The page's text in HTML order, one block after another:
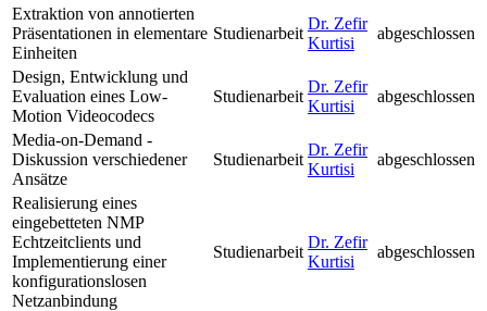
Extraktion von annotierten
Präsentationen in elementare
Einheiten
Studienarbeit
Dr. Zefir
Kurtisi
abgeschlossen
Design, Entwicklung und
Evaluation eines Low-
Motion Videocodecs
Studienarbeit
Dr. Zefir
Kurtisi
abgeschlossen
Media-on-Demand -
Diskussion verschiedener
Ansätze
Studienarbeit
Dr. Zefir
Kurtisi
abgeschlossen
Realisierung eines
eingebetteten NMP
Echtzeitclients und
Implementierung einer
konfigurationslosen
Netzanbindung
Studienarbeit
Dr. Zefir
Kurtisi
abgeschlossen